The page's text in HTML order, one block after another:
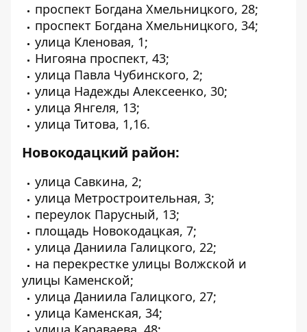
проспект Богдана Хмельницкого, 28;
проспект Богдана Хмельницкого, 34;
улица Кленовая, 1;
Нигояна проспект, 43;
улица Павла Чубинского, 2;
улица Надежды Алексеенко, 30;
улица Янгеля, 13;
улица Титова, 1,16.
Новокодацкий район:
улица Савкина, 2;
улица Метростроительная, 3;
переулок Парусный, 13;
площадь Новокодацкая, 7;
улица Даниила Галицкого, 22;
на перекрестке улицы Волжской и
улицы Каменской;
улица Даниила Галицкого, 27;
улица Каменская, 34;